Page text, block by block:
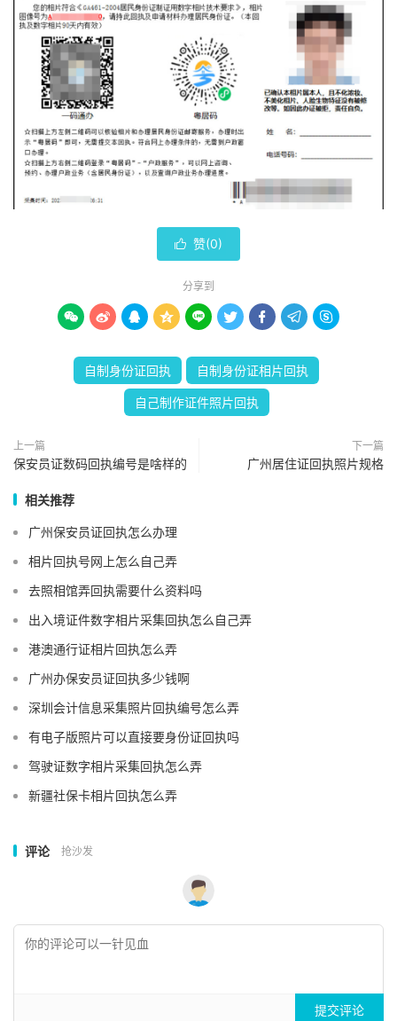
 赞(0)
分享到
        
自制身份证回执 自制身份证相片回执
自己制作证件照片回执
上一篇
保安员证数码回执编号是啥样的
下一篇
广州居住证回执照片规格
相关推荐
广州保安员证回执怎么办理
相片回执号网上怎么自己弄
去照相馆弄回执需要什么资料吗
出入境证件数字相片采集回执怎么自己弄
港澳通行证相片回执怎么弄
广州办保安员证回执多少钱啊
深圳会计信息采集照片回执编号怎么弄
有电子版照片可以直接要身份证回执吗
驾驶证数字相片采集回执怎么弄
新疆社保卡相片回执怎么弄
评论 抢沙发
提交评论